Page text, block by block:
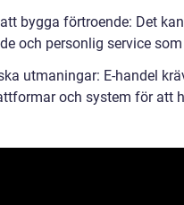
bygga förtroende: Det
och personlig service
utmaningar: E-handel
och system för att